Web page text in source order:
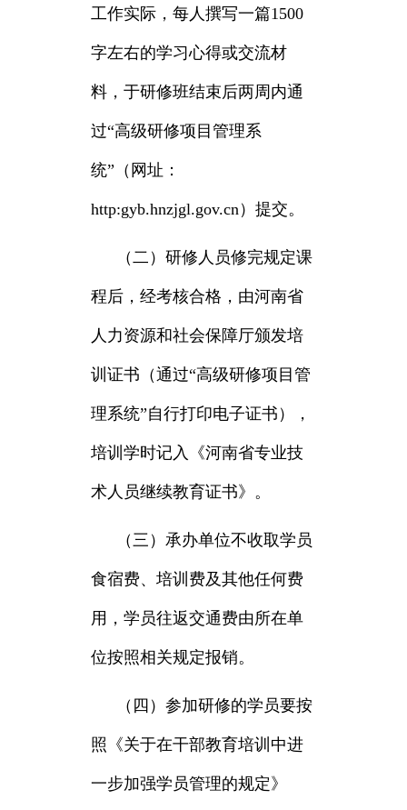
工作实际，每人撰写一篇1500
字左右的学习心得或交流材
料，于研修班结束后两周内通
过“高级研修项目管理系
统”（网址：
http:gyb.hnzjgl.gov.cn）提交。
（二）研修人员修完规定课
程后，经考核合格，由河南省
人力资源和社会保障厅颁发培
训证书（通过“高级研修项目管
理系统”自行打印电子证书），
培训学时记入《河南省专业技
术人员继续教育证书》。
（三）承办单位不收取学员
食宿费、培训费及其他任何费
用，学员往返交通费由所在单
位按照相关规定报销。
（四）参加研修的学员要按
照《关于在干部教育培训中进
一步加强学员管理的规定》